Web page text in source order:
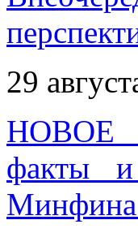
29
НОВОЕ
факты и
Минфина